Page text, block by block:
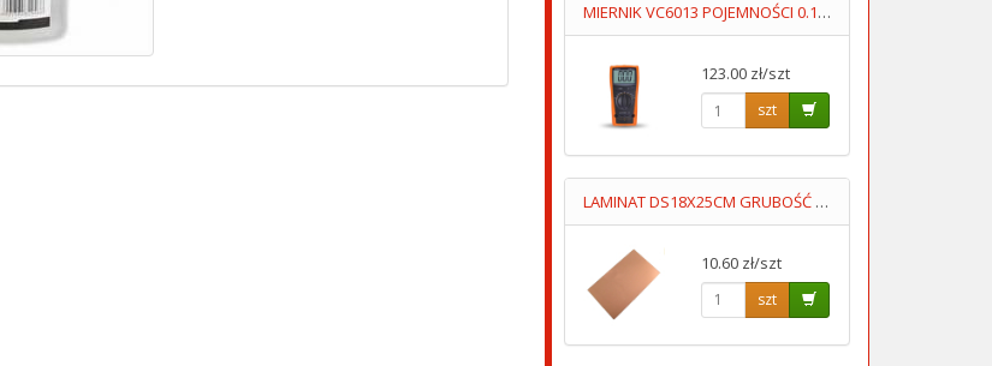
MIERNIK VC6013 POJEMNOŚCI 0.1pF-20mF
123.00 zł/szt
szt
LAMINAT DS18X25CM GRUBOŚĆ 1MM DWUSTRONNY
10.60 zł/szt
szt